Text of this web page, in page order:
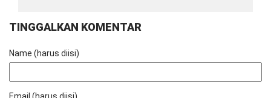
TINGGALKAN KOMENTAR
Name (harus diisi)
Email (harus diisi)